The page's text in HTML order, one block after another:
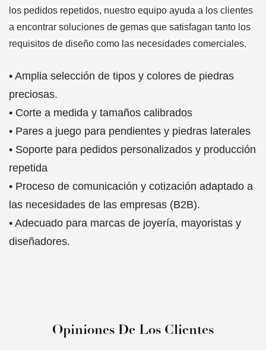
los pedidos repetidos, nuestro equipo ayuda a los clientes
a encontrar soluciones de gemas que satisfagan tanto los
requisitos de diseño como las necesidades comerciales.
• Amplia selección de tipos y colores de piedras
preciosas.
• Corte a medida y tamaños calibrados
• Pares a juego para pendientes y piedras laterales
• Soporte para pedidos personalizados y producción
repetida
• Proceso de comunicación y cotización adaptado a
las necesidades de las empresas (B2B).
• Adecuado para marcas de joyería, mayoristas y
diseñadores.
Opiniones De Los Clientes